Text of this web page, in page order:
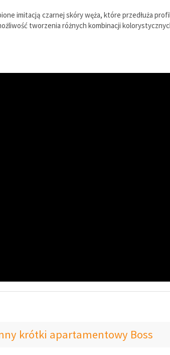
imitacją czarnej skóry węża, które przedłuża
tworzenia różnych kombinacji
krótki apartamentowy Boss